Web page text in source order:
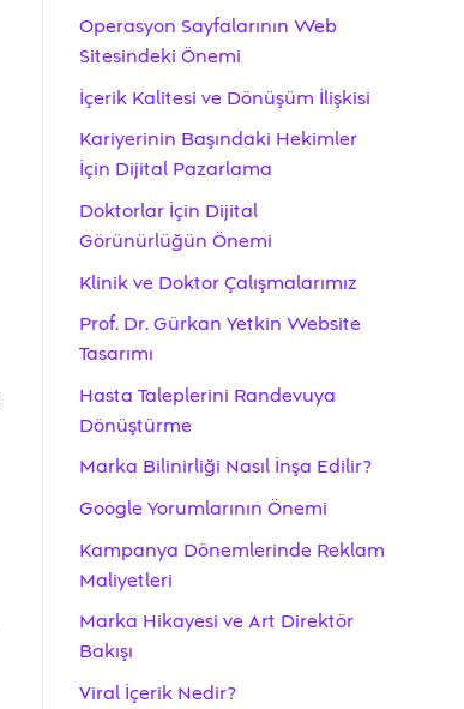
Operasyon Sayfalarının Web
Sitesindeki Önemi
İçerik Kalitesi ve Dönüşüm İlişkisi
Kariyerinin Başındaki Hekimler
İçin Dijital Pazarlama
Doktorlar İçin Dijital
Görünürlüğün Önemi
Klinik ve Doktor Çalışmalarımız
Prof. Dr. Gürkan Yetkin Website
Tasarımı
Hasta Taleplerini Randevuya
Dönüştürme
Marka Bilinirliği Nasıl İnşa Edilir?
Google Yorumlarının Önemi
Kampanya Dönemlerinde Reklam
Maliyetleri
Marka Hikayesi ve Art Direktör
Bakışı
Viral İçerik Nedir?